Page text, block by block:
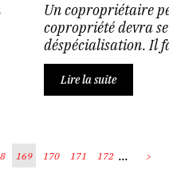
Un copropriétaire
copropriété devra
déspécialisation. Il
Lire la suite
169 170 171 172 ... >